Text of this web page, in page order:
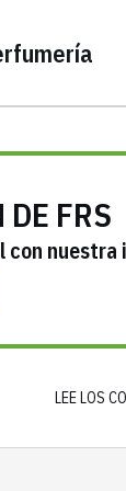
FRS
LEE LOS